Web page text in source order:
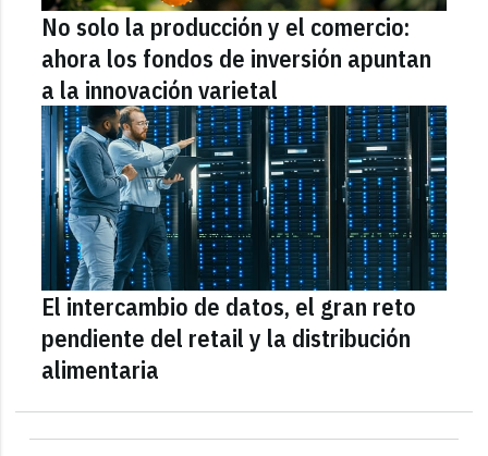
No solo la producción y el comercio:
ahora los fondos de inversión apuntan
a la innovación varietal
El intercambio de datos, el gran reto
pendiente del retail y la distribución
alimentaria